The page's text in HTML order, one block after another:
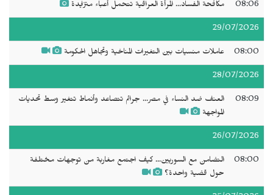
08:06 مكافحة الفساد... المرأة العراقية تتحمل أعباء متزايدة
29/07/2026
08:00 عاملات منسيات بين التغيرات المناخية وتجاهل الحكومة
28/07/2026
08:09
العنف ضد النساء في مصر... جرائم تتصاعد وأنماط تتغير وسط تحديات
المواجهة
26/07/2026
08:00
التضامن مع السوريين... كيف اجتمع مغاربة من توجهات مختلفة
حول قضية واحدة؟